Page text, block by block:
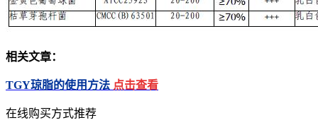
相关文章：
TGY琼脂的使用方法 点击查看
在线购买方式推荐